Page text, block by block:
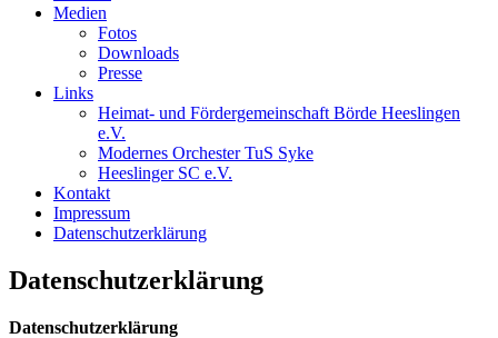
Medien
Fotos
Downloads
Presse
Links
Heimat- und Fördergemeinschaft Börde Heeslingen
e.V.
Modernes Orchester TuS Syke
Heeslinger SC e.V.
Kontakt
Impressum
Datenschutzerklärung
Datenschutzerklärung
Datenschutzerklärung